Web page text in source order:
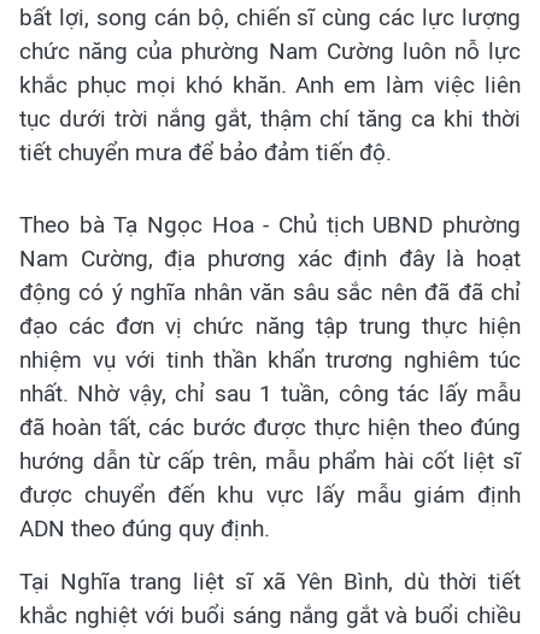
bất lợi, song cán bộ, chiến sĩ cùng các lực lượng
chức năng của phường Nam Cường luôn nỗ lực
khắc phục mọi khó khăn. Anh em làm việc liên
tục dưới trời nắng gắt, thậm chí tăng ca khi thời
tiết chuyển mưa để bảo đảm tiến độ.
Theo bà Tạ Ngọc Hoa - Chủ tịch UBND phường
Nam Cường, địa phương xác định đây là hoạt
động có ý nghĩa nhân văn sâu sắc nên đã đã chỉ
đạo các đơn vị chức năng tập trung thực hiện
nhiệm vụ với tinh thần khẩn trương nghiêm túc
nhất. Nhờ vậy, chỉ sau 1 tuần, công tác lấy mẫu
đã hoàn tất, các bước được thực hiện theo đúng
hướng dẫn từ cấp trên, mẫu phẩm hài cốt liệt sĩ
được chuyển đến khu vực lấy mẫu giám định
ADN theo đúng quy định.
Tại Nghĩa trang liệt sĩ xã Yên Bình, dù thời tiết
khắc nghiệt với buổi sáng nắng gắt và buổi chiều